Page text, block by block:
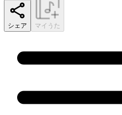
シェア マイうた